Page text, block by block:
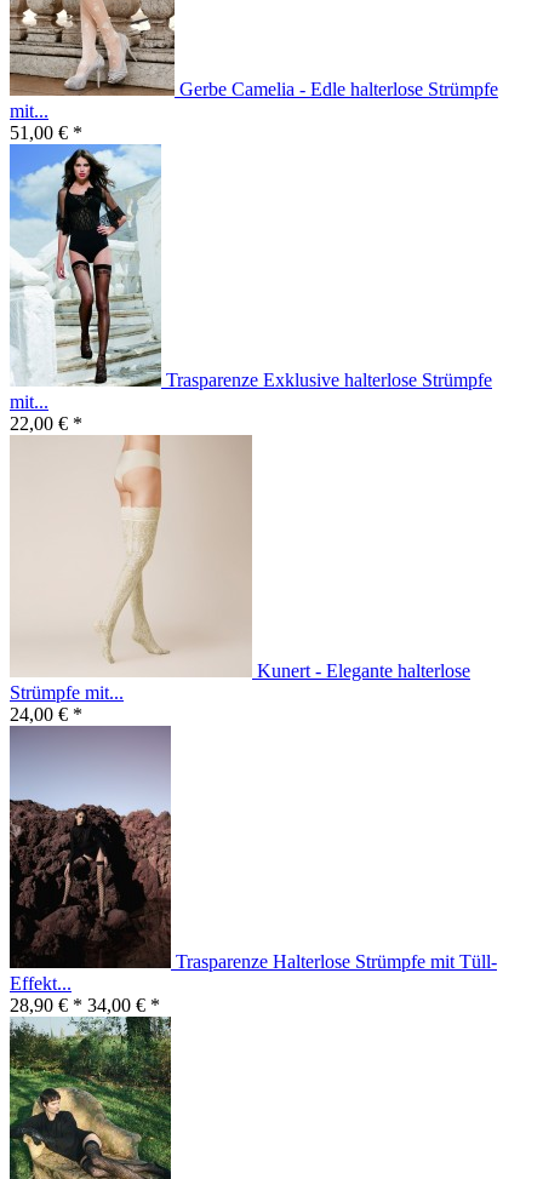
Gerbe Camelia - Edle halterlose Strümpfe
mit...
51,00 € *
Trasparenze Exklusive halterlose Strümpfe
mit...
22,00 € *
Kunert - Elegante halterlose
Strümpfe mit...
24,00 € *
Trasparenze Halterlose Strümpfe mit Tüll-
Effekt...
28,90 € * 34,00 € *